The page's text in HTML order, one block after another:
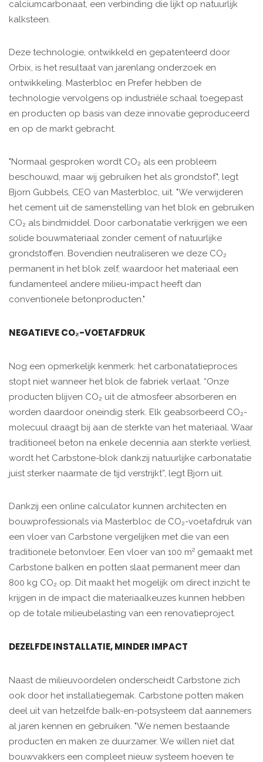
calciumcarbonaat, een verbinding die lijkt op natuurlijk
kalksteen.
Deze technologie, ontwikkeld en gepatenteerd door
Orbix, is het resultaat van jarenlang onderzoek en
ontwikkeling. Masterbloc en Prefer hebben de
technologie vervolgens op industriële schaal toegepast
en producten op basis van deze innovatie geproduceerd
en op de markt gebracht.
"Normaal gesproken wordt CO₂ als een probleem
beschouwd, maar wij gebruiken het als grondstof", legt
Bjorn Gubbels, CEO van Masterbloc, uit. "We verwijderen
het cement uit de samenstelling van het blok en gebruiken
CO₂ als bindmiddel. Door carbonatatie verkrijgen we een
solide bouwmateriaal zonder cement of natuurlijke
grondstoffen. Bovendien neutraliseren we deze CO₂
permanent in het blok zelf, waardoor het materiaal een
fundamenteel andere milieu-impact heeft dan
conventionele betonproducten."
NEGATIEVE CO₂-VOETAFDRUK
Nog een opmerkelijk kenmerk: het carbonatatieproces
stopt niet wanneer het blok de fabriek verlaat. “Onze
producten blijven CO₂ uit de atmosfeer absorberen en
worden daardoor oneindig sterk. Elk geabsorbeerd CO₂-
molecuul draagt ​​bij aan de sterkte van het materiaal. Waar
traditioneel beton na enkele decennia aan sterkte verliest,
wordt het Carbstone-blok dankzij natuurlijke carbonatatie
juist sterker naarmate de tijd verstrijkt”, legt Bjorn uit.
Dankzij een online calculator kunnen architecten en
bouwprofessionals via Masterbloc de CO₂-voetafdruk van
een vloer van Carbstone vergelijken met die van een
traditionele betonvloer. Een vloer van 100 m² gemaakt met
Carbstone balken en potten slaat permanent meer dan
800 kg CO₂ op. Dit maakt het mogelijk om direct inzicht te
krijgen in de impact die materiaalkeuzes kunnen hebben
op de totale milieubelasting van een renovatieproject.
DEZELFDE INSTALLATIE, MINDER IMPACT
Naast de milieuvoordelen onderscheidt Carbstone zich
ook door het installatiegemak. Carbstone potten maken
deel uit van hetzelfde balk-en-potsysteem dat aannemers
al jaren kennen en gebruiken. "We nemen bestaande
producten en maken ze duurzamer. We willen niet dat
bouwvakkers een compleet nieuw systeem hoeven te